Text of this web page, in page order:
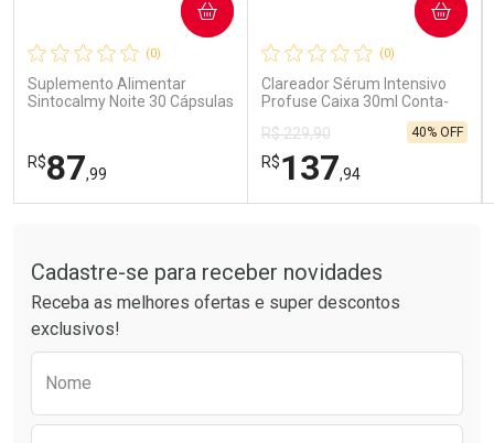
Comprar sem Desconto
Por R$ 15,99/cada
Comprar sem Desconto
Por R$ 15,99/cada
Comprar sem Desconto
Por R$ 26,99/cada
Comprar sem Desconto
Por R$ 26,99/cada
(0)
Suplemento Alimentar
Sintocalmy Noite 30 Cápsulas
R$87,99
COMPRAR
Laboratório
Por Menos
(0)
Clareador Sérum Intensivo
Profuse Caixa 30ml Conta-
R$ 229,90
R$137,94
40% OFF
COMPRAR
Laboratório
Por Menos
Cadastre-se para receber novidades
Receba as melhores ofertas e super descontos
exclusivos!
Nome